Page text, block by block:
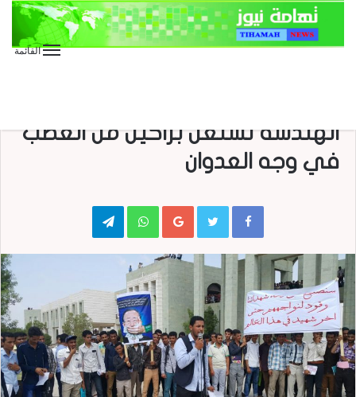
القائمة
الهندسة تشتعل براكين من الغضب
في وجه العدوان
Google+
WhatsApp
Telegram